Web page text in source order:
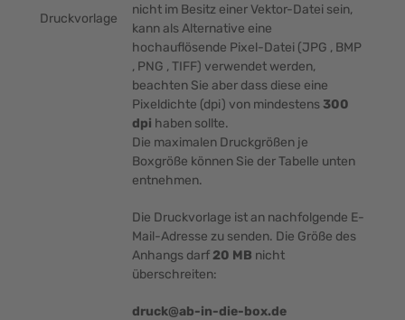
Druckvorlage
nicht im Besitz einer Vektor-Datei sein,
kann als Alternative eine
hochauflösende Pixel-Datei (JPG , BMP
, PNG , TIFF) verwendet werden,
beachten Sie aber dass diese eine
Pixeldichte (dpi) von mindestens300
dpi haben sollte.
Die maximalen Druckgrößen je
Boxgröße können Sie der Tabelle unten
entnehmen.
Die Druckvorlage ist an nachfolgende E-
Mail-Adresse zu senden. Die Größe des
Anhangs darf20 MB nicht
überschreiten:
druck@ab-in-die-box.de